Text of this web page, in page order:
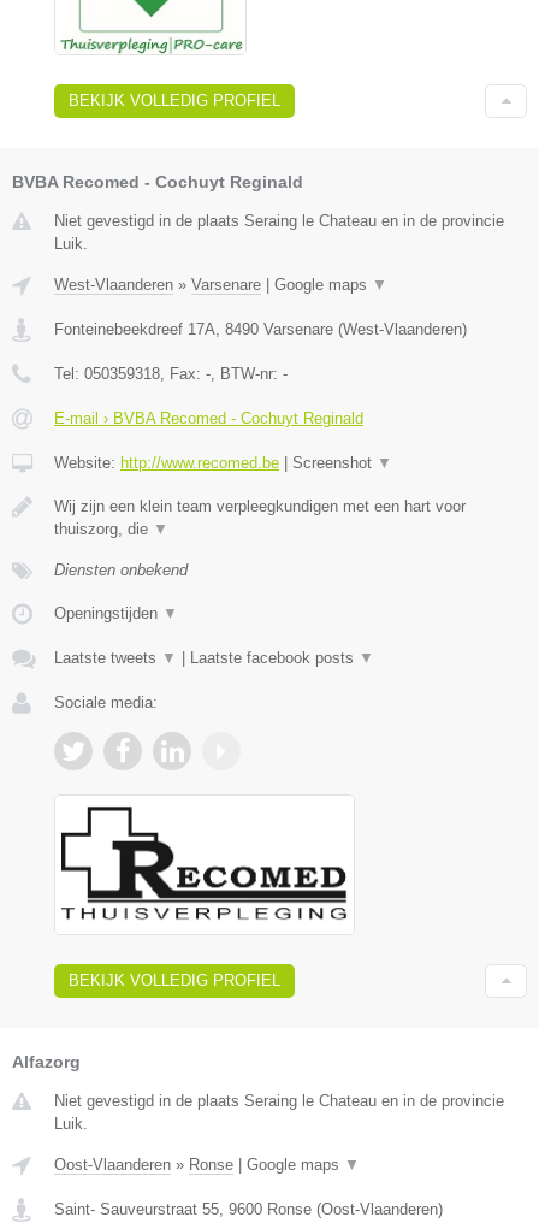
BEKIJK VOLLEDIG PROFIEL
BVBA Recomed - Cochuyt Reginald
Niet gevestigd in de plaats Seraing le Chateau en in de provincie
Luik.
West-Vlaanderen » Varsenare | Google maps ▼
Fonteinebeekdreef 17A 8490 Varsenare (West-Vlaanderen)
Tel: 050359318 , Fax: - , BTW-nr: -
E-mail › BVBA Recomed - Cochuyt Reginald
Website: http://www.recomed.be | Screenshot ▼
Wij zijn een klein team verpleegkundigen met een hart voor
thuiszorg, die ▼
Diensten onbekend
Openingstijden ▼
Laatste tweets ▼ | Laatste facebook posts ▼
Sociale media:
BEKIJK VOLLEDIG PROFIEL
Alfazorg
Niet gevestigd in de plaats Seraing le Chateau en in de provincie
Luik.
Oost-Vlaanderen » Ronse | Google maps ▼
Saint- Sauveurstraat 55 9600 Ronse (Oost-Vlaanderen)